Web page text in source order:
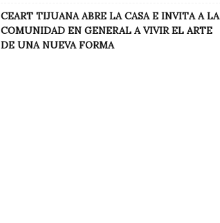
CEART TIJUANA ABRE LA CASA E INVITA A LA
COMUNIDAD EN GENERAL A VIVIR EL ARTE
DE UNA NUEVA FORMA